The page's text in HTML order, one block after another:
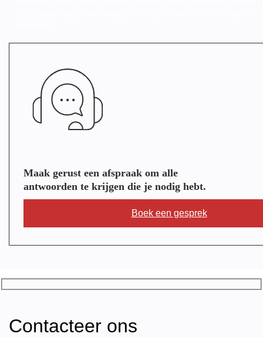
Maak gerust een afspraak om alle
antwoorden te krijgen die je nodig hebt.
Boek een gesprek
Contacteer ons